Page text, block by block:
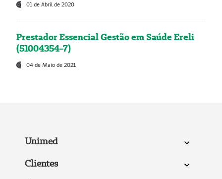
01 de Abril de 2020
Prestador Essencial Gestão em Saúde Ereli
(51004354-7)
04 de Maio de 2021
Unimed
Clientes